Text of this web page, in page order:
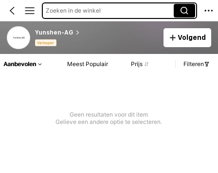
Zoeken in de winkel
Yunshen-AG
Verkoper
Volgend
Aanbevolen Meest Populair Prijs Filteren
Geen resultaten voor dit item
Gelieve een andere optie te selecteren.